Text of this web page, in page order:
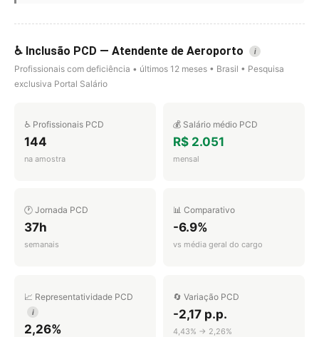
♿ Inclusão PCD — Atendente de Aeroporto i
Profissionais com deficiência • últimos 12 meses • Brasil • Pesquisa
exclusiva Portal Salário
♿ Profissionais PCD
144
na amostra
💰 Salário médio PCD
R$ 2.051
mensal
🕐 Jornada PCD
37h
semanais
📊 Comparativo
-6.9%
vs média geral do cargo
📈 Representatividade PCD
i
2,26%
🔄 Variação PCD
-2,17 p.p.
4,43% → 2,26%